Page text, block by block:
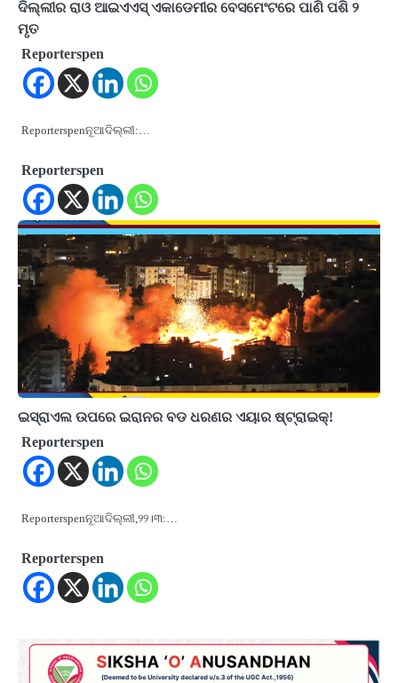
ଦିଲ୍ଲୀର ରାଓ ଆଇଏଏସ୍ ଏକାଡେମୀର ବେସମେଂଟରେ ପାଣି ପଶି ୨
ମୃତ
Reporterspen
Reporterspenନୂଆଦିଲ୍ଲୀ:…
Reporterspen
ଇସ୍ରାଏଲ ଉପରେ ଇରାନର ବଡ ଧରଣର ଏୟାର ଷ୍ଟ୍ରାଇକ୍‌!
Reporterspen
Reporterspenନୂଆଦିଲ୍ଲୀ,୨୨।୩:…
Reporterspen